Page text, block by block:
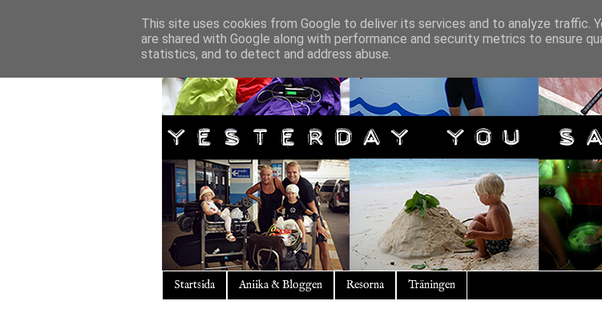
Startsida Aniika & Bloggen Resorna Träningen
This site uses cookies from Google to deliver its services and to analyze traffic.
are shared with Google along with performance and security metrics to ensure
statistics, and to detect and address abuse.